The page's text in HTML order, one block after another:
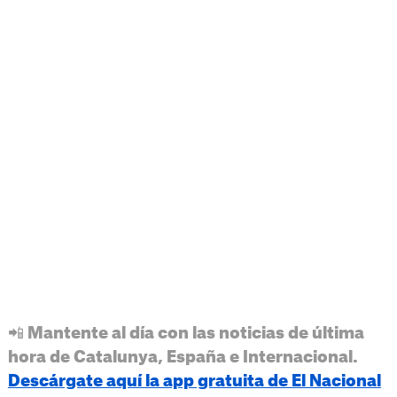
📲 Mantente al día con las noticias de última
hora de Catalunya, España e Internacional.
Descárgate aquí la app gratuita de El Nacional